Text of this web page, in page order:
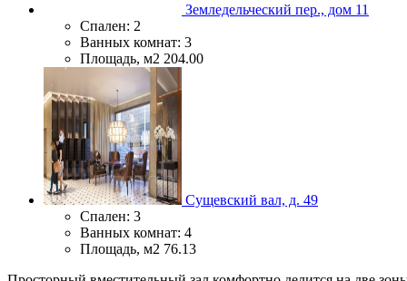
Земледельческий пер., дом 11
Спален: 2
Ванных комнат: 3
Площадь, м2 204.00
Сущевский вал, д. 49
Спален: 3
Ванных комнат: 4
Площадь, м2 76.13